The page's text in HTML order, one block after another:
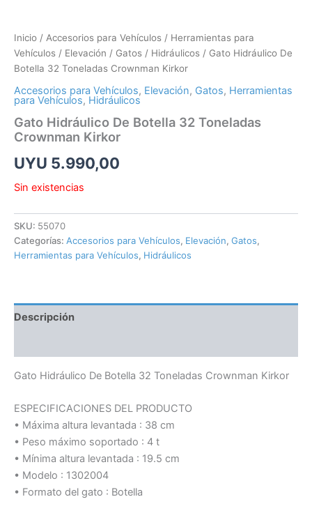
Inicio / Accesorios para Vehículos / Herramientas para
Vehículos / Elevación / Gatos / Hidráulicos / Gato Hidráulico De
Botella 32 Toneladas Crownman Kirkor
Accesorios para Vehículos, Elevación, Gatos, Herramientas
para Vehículos, Hidráulicos
Gato Hidráulico De Botella 32 Toneladas
Crownman Kirkor
UYU 5.990,00
Sin existencias
SKU: 55070
Categorías: Accesorios para Vehículos, Elevación, Gatos,
Herramientas para Vehículos, Hidráulicos
Descripción
Gato Hidráulico De Botella 32 Toneladas Crownman Kirkor
ESPECIFICACIONES DEL PRODUCTO
• Máxima altura levantada : 38 cm
• Peso máximo soportado : 4 t
• Mínima altura levantada : 19.5 cm
• Modelo : 1302004
• Formato del gato : Botella